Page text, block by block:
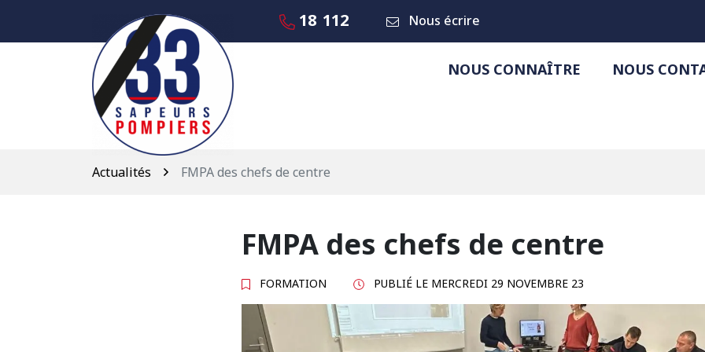
contenu
18 112 Nous écrire
NOUS CONNAÎTRE NOUS
Actualités FMPA des chefs de centre
FMPA des chefs de centre
FORMATION PUBLIÉ LE MERCREDI 29 NOVEMBRE 23